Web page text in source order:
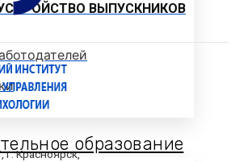
ВЫПУСКНИКОВ
образование
г. Красноярск,